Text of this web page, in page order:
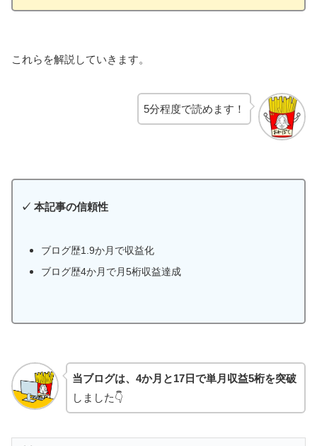
これらを解説していきます。
5分程度で読めます！
✓ 本記事の信頼性
ブログ歴1.9か月で収益化
ブログ歴4か月で月5桁収益達成
当ブログは、4か月と17日で単月収益5桁を突破
しました👇